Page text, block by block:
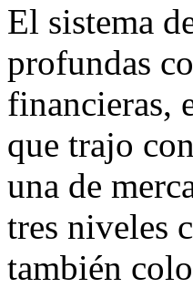
El sistema
profundas
financieras,
que trajo
una de
tres niveles
también